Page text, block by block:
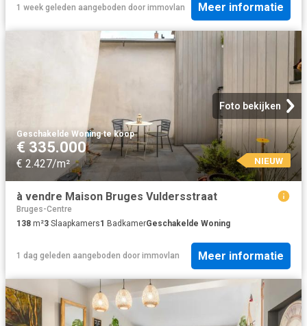
1 week geleden aangeboden door immovlan Meer informatie
Foto bekijken
Geschakelde Woning·te koop
€ 335.000
€ 2.427/m² NIEUW
à vendre Maison Bruges Vuldersstraat
Bruges-Centre
138 m²3 Slaapkamers1 BadkamerGeschakelde Woning
1 dag geleden aangeboden door immovlan Meer informatie